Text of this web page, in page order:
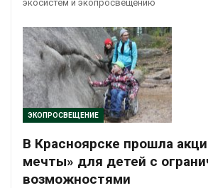
экосистем и экопросвещению
ЭКОПРОСВЕЩЕНИЕ
В Красноярске прошла
мечты» для детей с
возможностями